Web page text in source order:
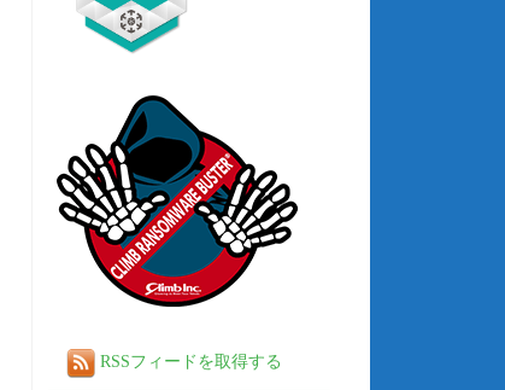
RSSフィードを取得する